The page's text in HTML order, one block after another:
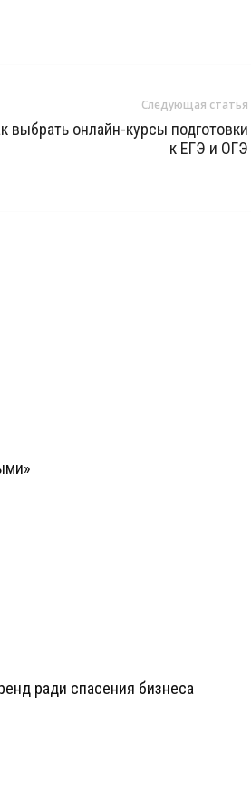
Следующая статья
выбрать онлайн-курсы подготовки
к ЕГЭ и ОГЭ
ради спасения бизнеса